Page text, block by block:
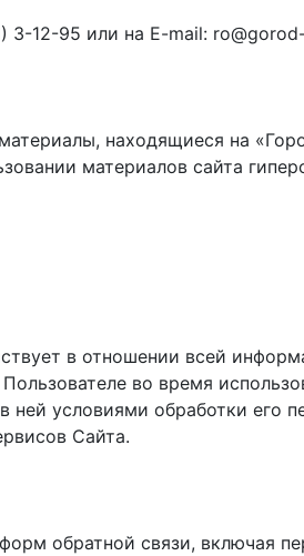
12-95 или на E-mail:
находящиеся на
материалов сайта
в отношении всей
во время
ней условиями обработки его
Сайта.
обратной связи, включая